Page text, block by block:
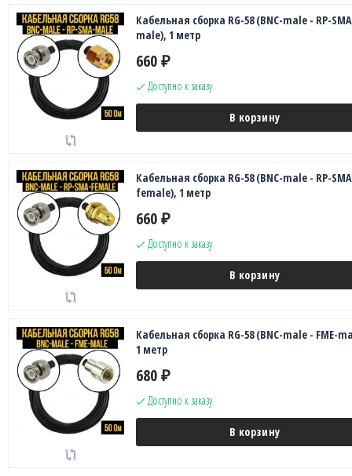
Кабельная сборка RG-58 (BNC-male - RP-
male), 1 метр
660 ₽
Доступно к заказу
В корзину
Кабельная сборка RG-58 (BNC-male - RP-
female), 1 метр
660 ₽
Доступно к заказу
В корзину
Кабельная сборка RG-58 (BNC-male - FME-
1 метр
680 ₽
Доступно к заказу
В корзину